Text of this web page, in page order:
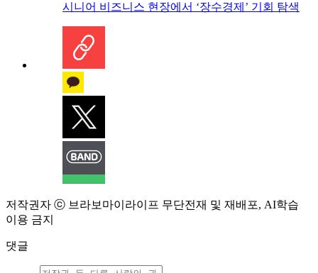
시니어 비즈니스 현장에서 ‘장수경제’ 기회 탐색
저작권자 ⓒ 브라보마이라이프 무단전재 및 재배포, AI학습
이용 금지
댓글